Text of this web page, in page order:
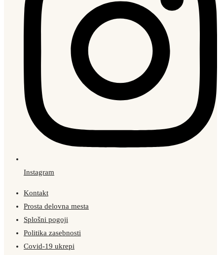
Instagram
Kontakt
Prosta delovna mesta
Splošni pogoji
Politika zasebnosti
Covid-19 ukrepi